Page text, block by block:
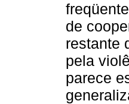
de
restante
pela
parece